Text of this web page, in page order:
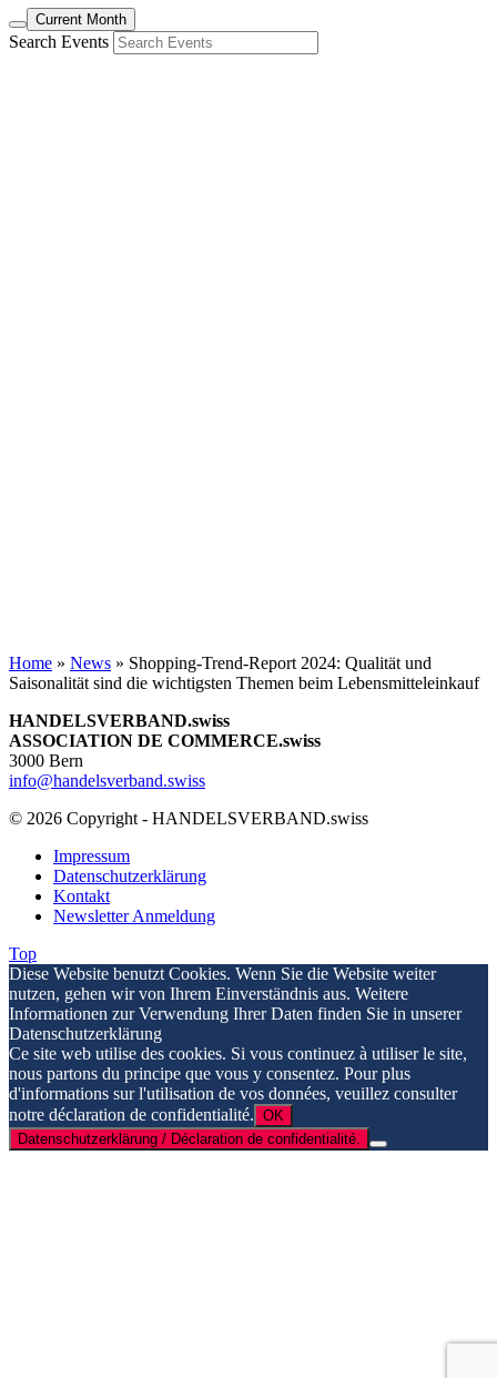
Current Month
Search Events
Home » News » Shopping-Trend-Report 2024: Qualität und
Saisonalität sind die wichtigsten Themen beim Lebensmitteleinkauf
HANDELSVERBAND.swiss
ASSOCIATION DE COMMERCE.swiss
3000 Bern
info@handelsverband.swiss
© 2026 Copyright - HANDELSVERBAND.swiss
Impressum
Datenschutzerklärung
Kontakt
Newsletter Anmeldung
Top
Diese Website benutzt Cookies. Wenn Sie die Website weiter
nutzen, gehen wir von Ihrem Einverständnis aus. Weitere
Informationen zur Verwendung Ihrer Daten finden Sie in unserer
Datenschutzerklärung
Ce site web utilise des cookies. Si vous continuez à utiliser le site,
nous partons du principe que vous y consentez. Pour plus
d'informations sur l'utilisation de vos données, veuillez consulter
notre déclaration de confidentialité. OK
Datenschutzerklärung / Déclaration de confidentialité.